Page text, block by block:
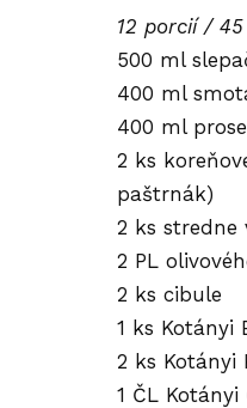
12 porcií /
500 ml
400 ml
400 ml
2 ks
paštrnák)
2 ks stredne
2 PL
2 ks cibule
1 ks Kotányi
2 ks Kotányi
1 ČL